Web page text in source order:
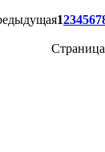
1234567